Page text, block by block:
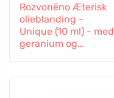
Rozvoněno Æterisk
olieblanding -
Unique (10 ml) - med
geranium og